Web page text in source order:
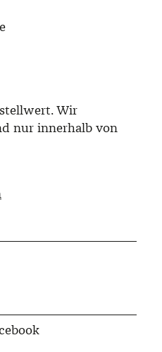
Wir
nur innerhalb von